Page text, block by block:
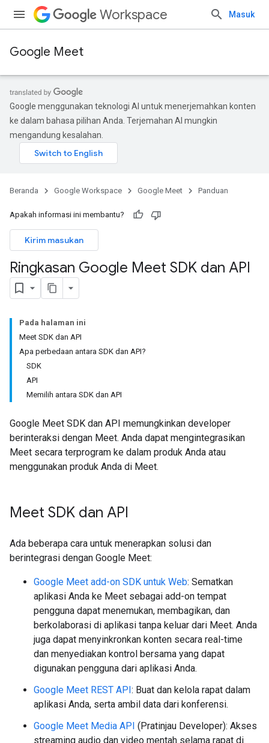
Workspace Masuk
Google Meet
Google menggunakan teknologi AI untuk menerjemahkan konten
ke dalam bahasa pilihan Anda. Terjemahan AI mungkin
mengandung kesalahan.
Beranda Google Workspace Google Meet Panduan
Apakah informasi ini membantu?
Kirim masukan
Ringkasan Google Meet SDK dan API
Pada halaman ini
Meet SDK dan API
Apa perbedaan antara SDK dan API?
SDK
API
Memilih antara SDK dan API
Google Meet SDK dan API memungkinkan developer
berinteraksi dengan Meet. Anda dapat mengintegrasikan
Meet secara terprogram ke dalam produk Anda atau
menggunakan produk Anda di Meet.
Meet SDK dan API
Ada beberapa cara untuk menerapkan solusi dan
berintegrasi dengan Google Meet:
Google Meet add-on SDK untuk Web: Sematkan
aplikasi Anda ke Meet sebagai add-on tempat
pengguna dapat menemukan, membagikan, dan
berkolaborasi di aplikasi tanpa keluar dari Meet. Anda
juga dapat menyinkronkan konten secara real-time
dan menyediakan kontrol bersama yang dapat
digunakan pengguna dari aplikasi Anda.
Google Meet REST API: Buat dan kelola rapat dalam
aplikasi Anda, serta ambil data dari konferensi.
Google Meet Media API (Pratinjau Developer): Akses
streaming audio dan video mentah selama rapat di